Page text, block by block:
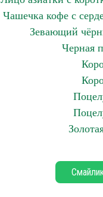
Чашечка кофе с
Зевающий
Черная